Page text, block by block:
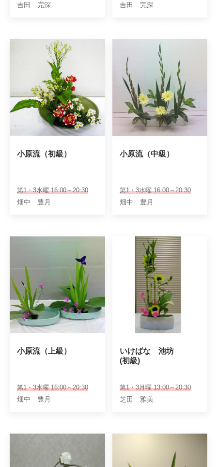
吉田 完深 吉田 完深
小原流（初級）
第1・3水曜 16:00～20:30
畑中 豊月
小原流（中級）
第1・3水曜 16:00～20:30
畑中 豊月
小原流（上級）
第1・3水曜 16:00～20:30
畑中 豊月
いけばな　池坊
(初級)
第1・3月曜 13:00～20:30
芝田 雅美